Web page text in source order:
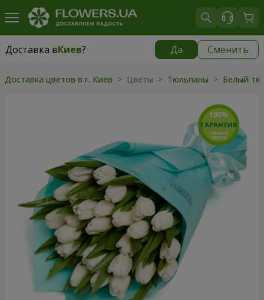
Доставка вКиев? Да Сменить
Доставка вКиев
Доставка цветов в г. Киев > Цветы > Тюльпаны > Белый